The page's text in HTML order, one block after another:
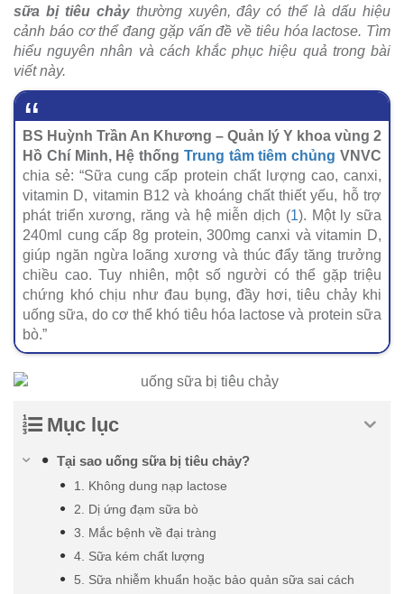
sữa bị tiêu chảythường xuyên, đây có thể là dấu hiệu
cảnh báo cơ thể đang gặp vấn đề về tiêu hóa lactose. Tìm
hiểu nguyên nhân và cách khắc phục hiệu quả trong bài
viết này.
BS Huỳnh Trần An Khương – Quản lý Y khoa vùng 2
Hồ Chí Minh, Hệ thống Trung tâm tiêm chủng VNVC
chia sẻ: “Sữa cung cấp protein chất lượng cao, canxi,
vitamin D, vitamin B12 và khoáng chất thiết yếu, hỗ trợ
phát triển xương, răng và hệ miễn dịch (1). Một ly sữa
240ml cung cấp 8g protein, 300mg canxi và vitamin D,
giúp ngăn ngừa loãng xương và thúc đẩy tăng trưởng
chiều cao. Tuy nhiên, một số người có thể gặp triệu
chứng khó chịu như đau bụng, đầy hơi, tiêu chảy khi
uống sữa, do cơ thể khó tiêu hóa lactose và protein sữa
bò.”
Mục lục
Tại sao uống sữa bị tiêu chảy?
1. Không dung nạp lactose
2. Dị ứng đạm sữa bò
3. Mắc bệnh về đại tràng
4. Sữa kém chất lượng
5. Sữa nhiễm khuẩn hoặc bảo quản sữa sai cách